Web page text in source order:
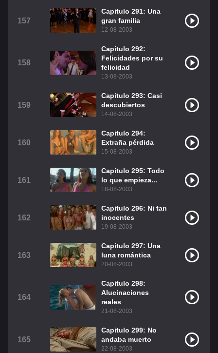
157
Capitulo 291: Una
gran familia
12-08-2003
158
Capitulo 292:
Felicidades por su
felicidad
13-08-2003
159
Capitulo 293: Casi
descubiertos
14-08-2003
160
Capitulo 294:
Extraña pérdida
15-08-2003
161
Capitulo 295: Todo
lo que empieza...
18-08-2003
162
Capitulo 296: Ni tan
inocentes
19-08-2003
163
Capitulo 297: Una
luna romántica
20-08-2003
164
Capitulo 298:
Alucinaciones
reales
21-08-2003
165
Capitulo 299: No
andaba muerto
22-08-2003